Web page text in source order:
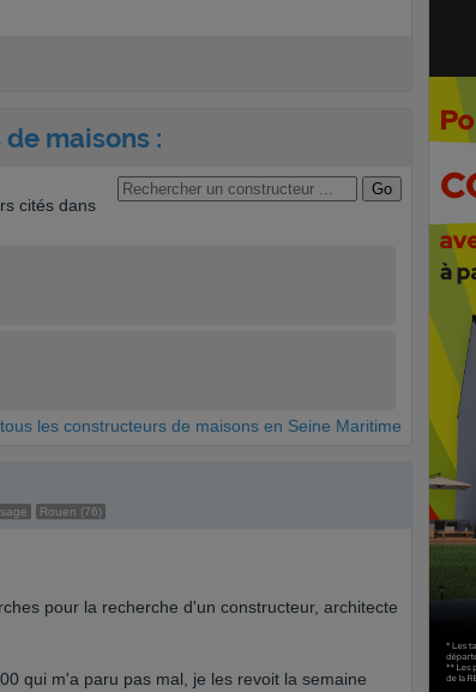
maisons :
cités dans
les constructeurs de maisons en Seine Maritime
Rouen (76)
pour la recherche d'un constructeur, architecte
qui m'a paru pas mal, je les revoit la semaine